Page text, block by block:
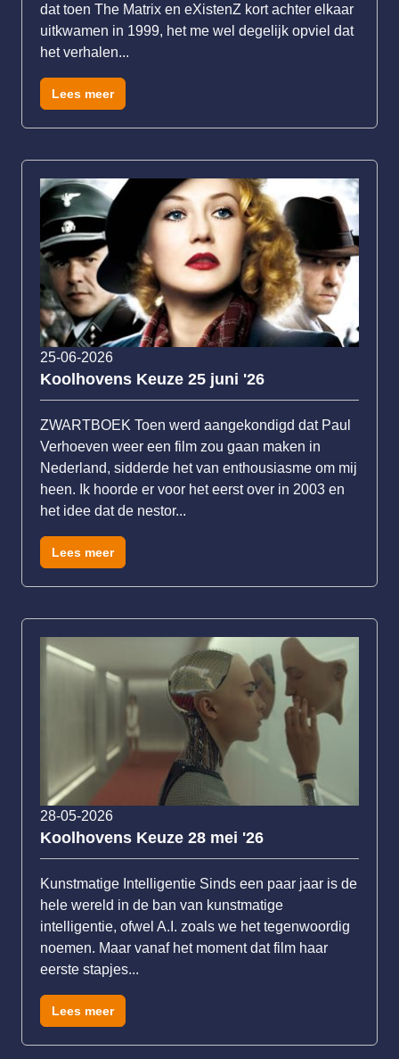
dat toen The Matrix en eXistenZ kort achter elkaar
uitkwamen in 1999, het me wel degelijk opviel dat
het verhalen...
Lees meer
25-06-2026
Koolhovens Keuze 25 juni '26
ZWARTBOEK Toen werd aangekondigd dat Paul
Verhoeven weer een film zou gaan maken in
Nederland, sidderde het van enthousiasme om mij
heen. Ik hoorde er voor het eerst over in 2003 en
het idee dat de nestor...
Lees meer
28-05-2026
Koolhovens Keuze 28 mei '26
Kunstmatige Intelligentie Sinds een paar jaar is de
hele wereld in de ban van kunstmatige
intelligentie, ofwel A.I. zoals we het tegenwoordig
noemen. Maar vanaf het moment dat film haar
eerste stapjes...
Lees meer